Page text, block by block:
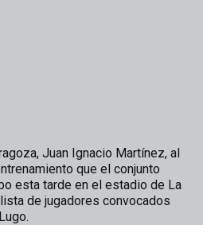
Juan Ignacio Martínez, al
que el conjunto
esta tarde en el estadio de La
de jugadores convocados